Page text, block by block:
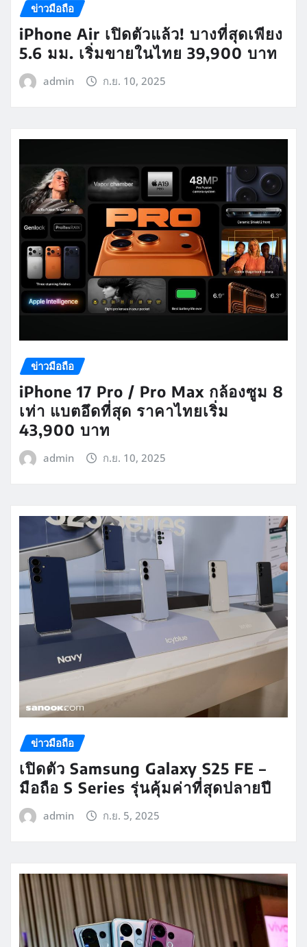
ข่าวมือถือ
iPhone Air เปิดตัวแล้ว! บางที่สุดเพียง
5.6 มม. เริ่มขายในไทย 39,900 บาท
admin ก.ย. 10, 2025
ข่าวมือถือ
iPhone 17 Pro / Pro Max กล้องซูม 8
เท่า แบตอึดที่สุด ราคาไทยเริ่ม
43,900 บาท
admin ก.ย. 10, 2025
ข่าวมือถือ
เปิดตัว Samsung Galaxy S25 FE –
มือถือ S Series รุ่นคุ้มค่าที่สุดปลายปี
admin ก.ย. 5, 2025